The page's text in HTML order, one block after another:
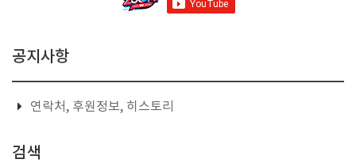
공지사항
연락처, 후원정보, 히스토리
검색